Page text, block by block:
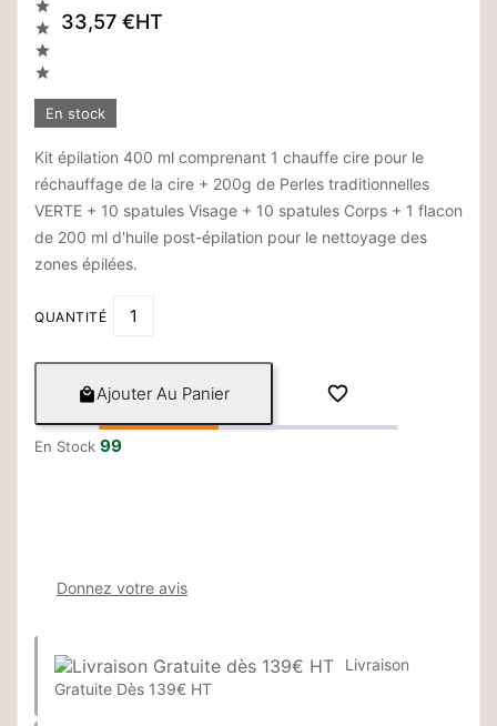




33,57 €HT
En stock
Kit épilation 400 ml comprenant 1 chauffe cire pour le
réchauffage de la cire + 200g de Perles traditionnelles
VERTE + 10 spatules Visage + 10 spatules Corps + 1 flacon
de 200 ml d'huile post-épilation pour le nettoyage des
zones épilées.
QUANTITÉ
Ajouter Au Panier 
En Stock 99
Donnez votre avis
Livraison
Gratuite Dès 139€ HT